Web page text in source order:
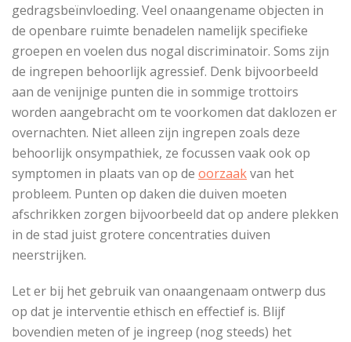
gedragsbeïnvloeding. Veel onaangename objecten in
de openbare ruimte benadelen namelijk specifieke
groepen en voelen dus nogal discriminatoir. Soms zijn
de ingrepen behoorlijk agressief. Denk bijvoorbeeld
aan de venijnige punten die in sommige trottoirs
worden aangebracht om te voorkomen dat daklozen er
overnachten. Niet alleen zijn ingrepen zoals deze
behoorlijk onsympathiek, ze focussen vaak ook op
symptomen in plaats van op de oorzaakvan het
probleem. Punten op daken die duiven moeten
afschrikken zorgen bijvoorbeeld dat op andere plekken
in de stad juist grotere concentraties duiven
neerstrijken.
Let er bij het gebruik van onaangenaam ontwerp dus
op dat je interventie ethisch en effectief is. Blijf
bovendien meten of je ingreep (nog steeds) het